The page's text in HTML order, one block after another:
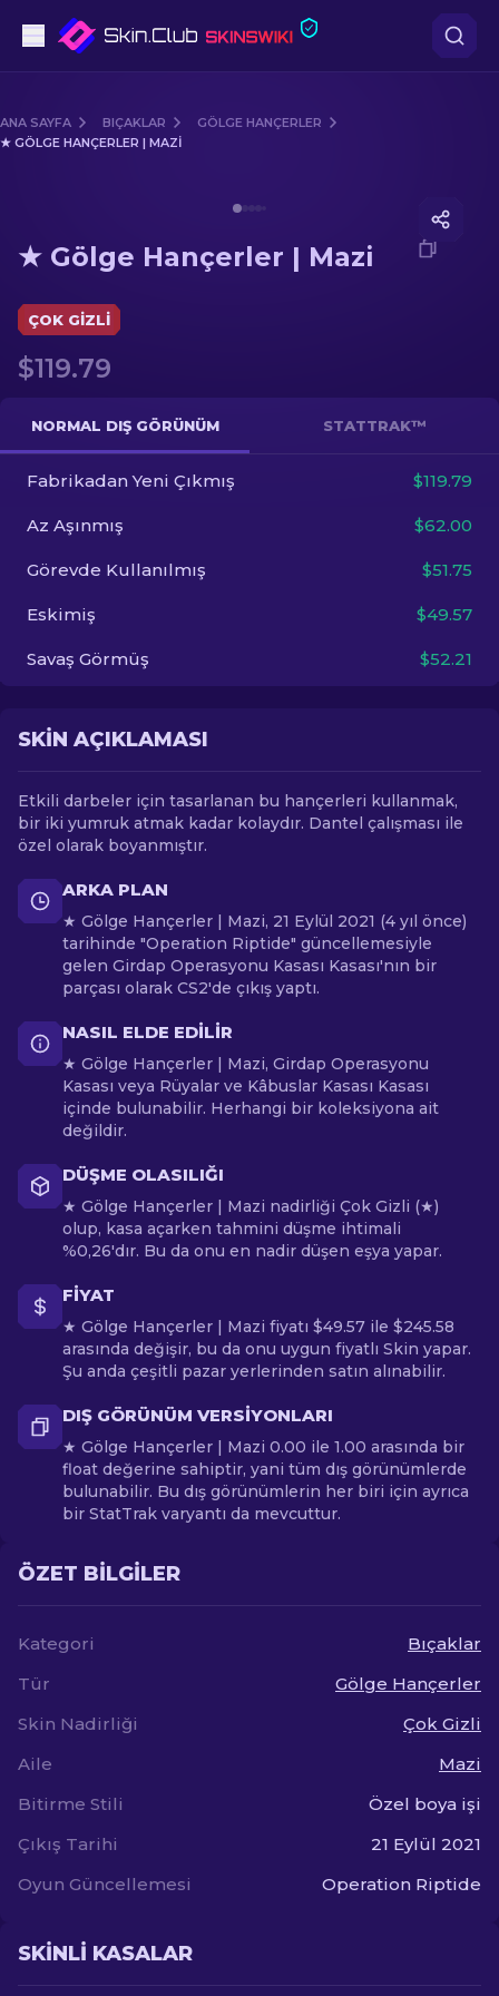
Orta seviye
Dürbünlü Tüfek
Bıçaklar
Eldiven
Kasalar
Diğer
ANA SAYFA BIÇAKLAR
GÖLGE HANÇERLER
★ GÖLGE HANÇERLER | MAZI
★ Gölge Hançerler | Mazi
ÇOK GIZLI
$119.79
NORMAL DIŞ GÖRÜNÜM STATTRAK™
Fabrikadan Yeni Çıkmış $119.79
Az Aşınmış $62.00
Görevde Kullanılmış $51.75
Eskimiş $49.57
Savaş Görmüş $52.21
SKIN AÇIKLAMASI
Etkili darbeler için tasarlanan bu hançerleri kullanmak,
bir iki yumruk atmak kadar kolaydır. Dantel çalışması ile
özel olarak boyanmıştır.
ARKA PLAN
★ Gölge Hançerler | Mazi, 21 Eylül 2021 (4 yıl önce)
tarihinde "Operation Riptide" güncellemesiyle
gelen Girdap Operasyonu Kasası Kasası'nın bir
parçası olarak CS2'de çıkış yaptı.
NASIL ELDE EDILIR
★ Gölge Hançerler | Mazi, Girdap Operasyonu
Kasası veya Rüyalar ve Kâbuslar Kasası Kasası
içinde bulunabilir. Herhangi bir koleksiyona ait
değildir.
DÜŞME OLASILIĞI
★ Gölge Hançerler | Mazi nadirliği Çok Gizli (★)
olup, kasa açarken tahmini düşme ihtimali
%0,26'dır. Bu da onu en nadir düşen eşya yapar.
FIYAT
★ Gölge Hançerler | Mazi fiyatı $49.57 ile $245.58
arasında değişir, bu da onu uygun fiyatlı Skin yapar.
Şu anda çeşitli pazar yerlerinden satın alınabilir.
DIŞ GÖRÜNÜM VERSIYONLARI
★ Gölge Hançerler | Mazi 0.00 ile 1.00 arasında bir
float değerine sahiptir, yani tüm dış görünümlerde
bulunabilir. Bu dış görünümlerin her biri için ayrıca
bir StatTrak varyantı da mevcuttur.
ÖZET BILGILER
Kategori
Bıçaklar
Tür
Gölge Hançerler
Skin Nadirliği
Çok Gizli
Aile
Mazi
Bitirme Stili
Özel boya işi
Çıkış Tarihi
21 Eylül 2021
Oyun Güncellemesi
Operation Riptide
SKINLI KASALAR